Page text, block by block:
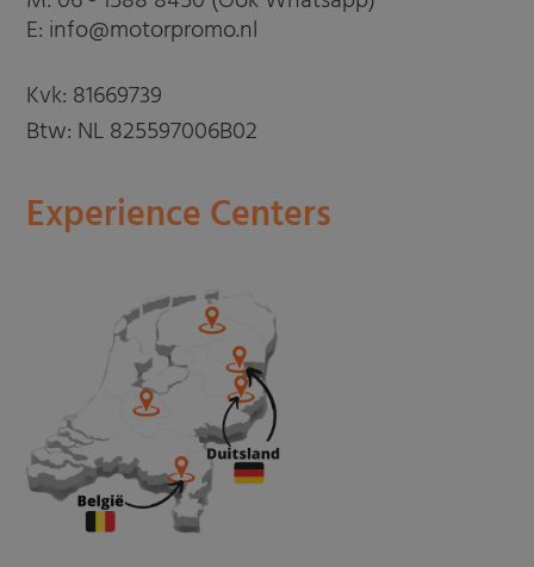
E: info@motorpromo.nl
Kvk: 81669739
Btw: NL 825597006B02
Experience Centers